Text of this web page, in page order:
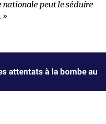
nationale peut le séduire
»
attentats à la bombe au